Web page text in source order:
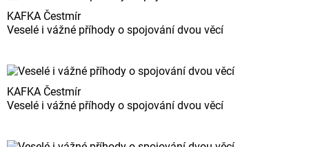
KAFKA Čestmír
Veselé i vážné příhody o spojování dvou věcí
KAFKA Čestmír
Veselé i vážné příhody o spojování dvou věcí